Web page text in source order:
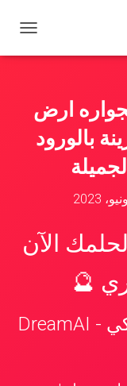
ب
ارض
بالورود
الآن
🔮
📱 تطبيق تفسير الأحلام الذكي - DreamAI